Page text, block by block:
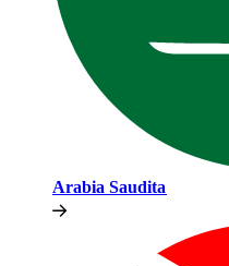
Arabia Saudita​​